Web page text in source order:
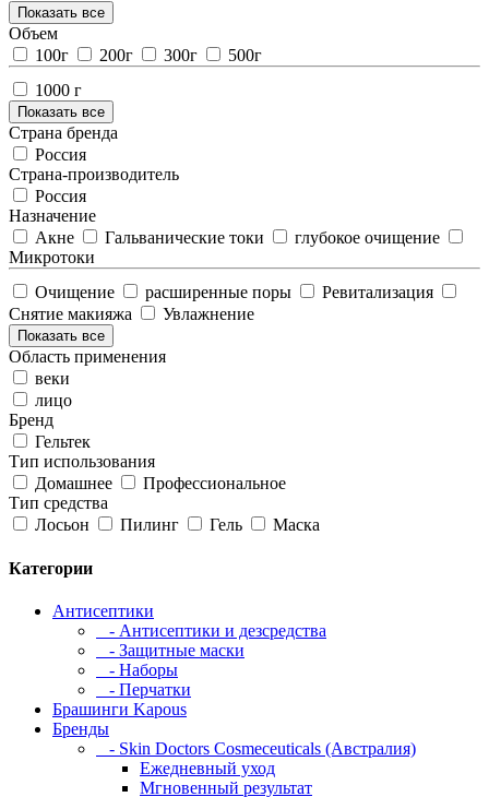
Показать все
Объем
100г
200г 300г
500г
1000 г
Показать все
Страна бренда
Россия
Страна-производитель
Россия
Назначение
Акне
Гальванические токи
глубокое очищение
Микротоки
Очищение
расширенные поры
Ревитализация
Снятие макияжа
Увлажнение
Показать все
Область применения
веки
лицо
Бренд
Гельтек
Тип использования
Домашнее
Профессиональное
Тип средства
Лосьон
Пилинг Гель Маска
Категории
Антисептики
- Антисептики и дезсредства
- Защитные маски
- Наборы
- Перчатки
Брашинги Kapous
Бренды
- Skin Doctors Cosmeceuticals (Австралия)
Ежедневный уход
Мгновенный результат